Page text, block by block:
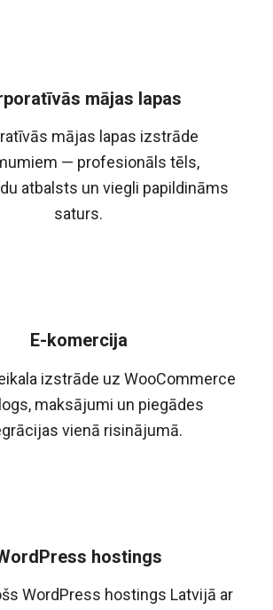
mājas lapas
mājas lapas izstrāde
— profesionāls tēls,
atbalsts un viegli papildināms
saturs.
E-komercija
izstrāde uz WooCommerce
maksājumi un piegādes
vienā risinājumā.
hostings
WordPress hostings Latvijā ar